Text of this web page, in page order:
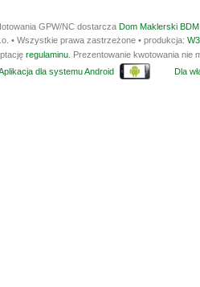
GPW/NC dostarcza Dom Maklerski
• Wszystkie prawa zastrzeżone • produkcja:
regulaminu . Prezentowanie kwotowania
dla systemu Android Dla